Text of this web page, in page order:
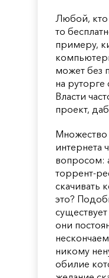
Любой, кто
то
примеру,
может без
на
Власти
проект,
Множество
интернета
вопросом:
торрент-
скачивать
это?
они
никому
обилие